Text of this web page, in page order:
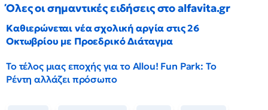
Όλες οι σημαντικές ειδήσεις στο alfavita.gr
Καθιερώνεται νέα σχολική αργία στις 26
Οκτωβρίου με Προεδρικό Διάταγμα
Το τέλος μιας εποχής για το Allou! Fun Park: Το
Ρέντη αλλάζει πρόσωπο